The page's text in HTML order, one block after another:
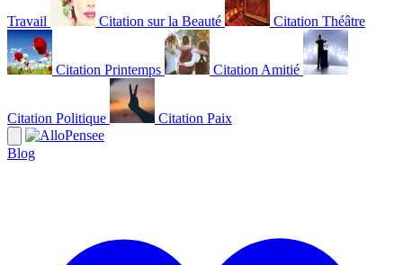
Travail Citation sur la Beauté Citation Théâtre
Citation Printemps Citation Amitié
Citation Politique Citation Paix
Blog